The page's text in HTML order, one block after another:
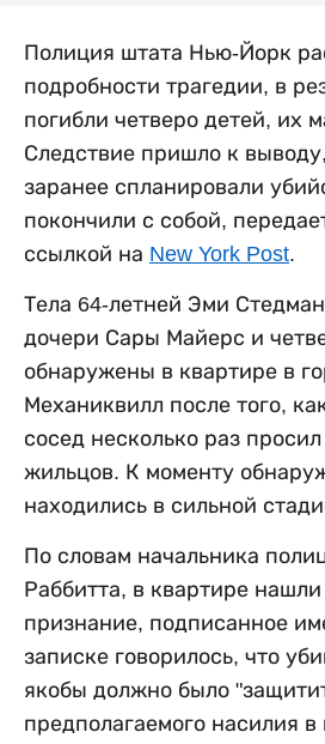
Полиция штата Нью-Йорк
подробности трагедии, в
погибли четверо детей, их
Следствие пришло к
заранее спланировали
покончили с собой,
ссылкой на New York Post.
Тела 64-летней Эми
дочери Сары Майерс и
обнаружены в квартире в
Механиквилл после того,
сосед несколько раз
жильцов. К моменту
находились в сильной
По словам начальника
Раббитта, в квартире
признание, подписанное
записке говорилось, что
якобы должно было
предполагаемого насилия